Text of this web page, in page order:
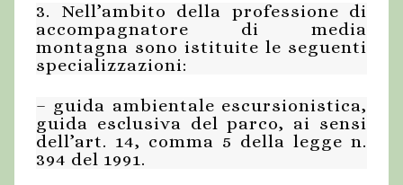
3. Nell’ambito della professione di
accompagnatore di media
montagna sono istituite le seguenti
specializzazioni:
– guida ambientale escursionistica,
guida esclusiva del parco, ai sensi
dell’art. 14, comma 5 della legge n.
394 del 1991.